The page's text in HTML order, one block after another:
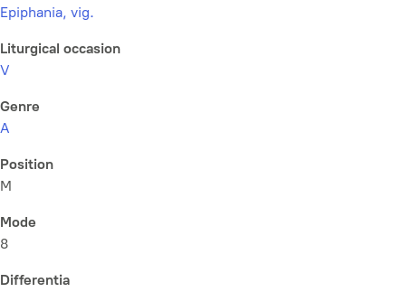
Epiphania, vig.
Liturgical occasion
V
Genre
A
Position
M
Mode
8
Differentia